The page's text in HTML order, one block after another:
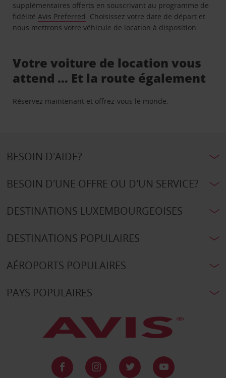
supplémentaires offerts en souscrivant au programme de
fidélitéAvis Preferred. Choisissez votre date de départ et
nous mettrons votre véhicule de location à disposition.
Votre voiture de location vous
attend … Et la route également
Réservez maintenant et offrez-vous le monde.
BESOIN D'AIDE?
BESOIN D'UNE OFFRE OU D'UN SERVICE?
DESTINATIONS LUXEMBOURGEOISES
DESTINATIONS POPULAIRES
AÉROPORTS POPULAIRES
PAYS POPULAIRES